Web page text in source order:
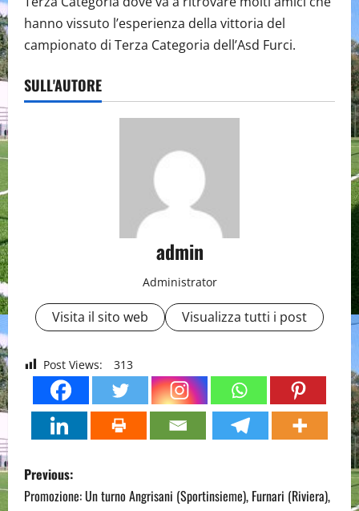
hanno vissuto l’esperienza della vittoria del
campionato di Terza Categoria dell’Asd Furci.
SULL'AUTORE
admin
Administrator
Visita il sito web Visualizza tutti i post
Post Views: 313
P
o
Previous:
Promozione: Un turno Angrisani (Sportinsieme), Furnari (Riviera),